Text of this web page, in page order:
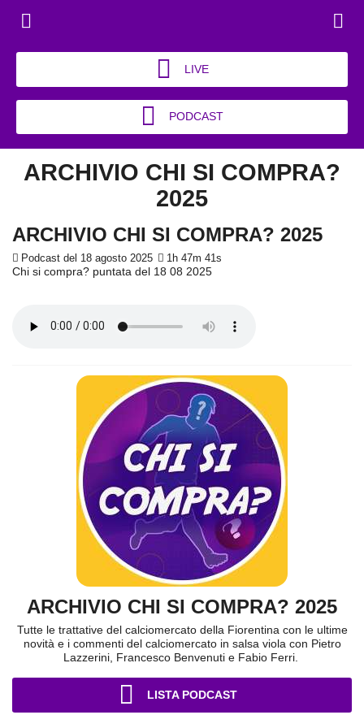
LIVE
PODCAST
ARCHIVIO CHI SI COMPRA?
2025
ARCHIVIO CHI SI COMPRA? 2025
Podcast del 18 agosto 2025 1h 47m 41s
Chi si compra? puntata del 18 08 2025
ARCHIVIO CHI SI COMPRA? 2025
Tutte le trattative del calciomercato della Fiorentina con le ultime
novità e i commenti del calciomercato in salsa viola con Pietro
Lazzerini, Francesco Benvenuti e Fabio Ferri.
LISTA PODCAST